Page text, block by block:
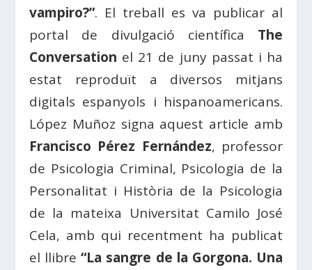
vampiro?”. El treball es va publicar al
portal de divulgació científica The
Conversation el 21 de juny passat i ha
estat reproduït a diversos mitjans
digitals espanyols i hispanoamericans.
López Muñoz signa aquest article amb
Francisco Pérez Fernández, professor
de Psicologia Criminal, Psicologia de la
Personalitat i Història de la Psicologia
de la mateixa Universitat Camilo José
Cela, amb qui recentment ha publicat
el llibre“La sangre de la Gorgona. Una